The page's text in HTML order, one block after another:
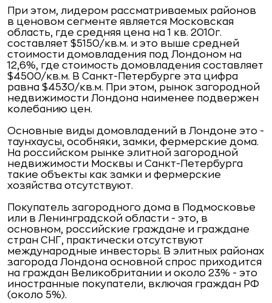
При этом, лидером рассматриваемых районов
в ценовом сегменте является Московская
область, где средняя цена на 1 кв. 2010г.
составляет $5150/кв.м. и это выше средней
стоимости домовладения под Лондоном на
12,6%, где стоимость домовладения составляет
$4500/кв.м. В Санкт-Петербурге эта цифра
равна $4530/кв.м. При этом, рынок загородной
недвижимости Лондона наименее подвержен
колебанию цен.
Основные виды домовладений в Лондоне это -
таунхаусы, особняки, замки, фермерские дома.
На российском рынке элитной загородной
недвижимости Москвы и Санкт-Петербурга
такие объекты как замки и фермерские
хозяйства отсутствуют.
Покупатель загородного дома в Подмосковье
или в Ленинградской области - это, в
основном, российские граждане и граждане
стран СНГ, практически отсутствуют
международные инвесторы. В элитных районах
загорода Лондона основной спрос приходится
на граждан Великобритании и около 23% - это
иностранные покупатели, включая граждан РФ
(около 5%).